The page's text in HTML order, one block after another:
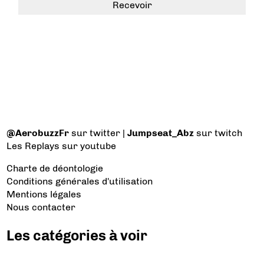
@AerobuzzFr sur twitter |Jumpseat_Abz sur twitch
Les Replays sur youtube
Charte de déontologie
Conditions générales d'utilisation
Mentions légales
Nous contacter
Les catégories à voir